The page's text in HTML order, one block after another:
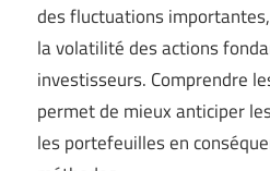
des fluctuations
la volatilité des actions
investisseurs. Comprendre
permet de mieux anticiper
les portefeuilles en